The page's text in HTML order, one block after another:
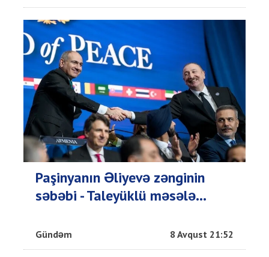
Paşinyanın Əliyevə zənginin
səbəbi - Taleyüklü məsələ...
Gündəm 8 Avqust 21:52